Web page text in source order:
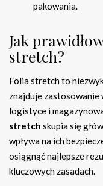
pakowania.
Jak
stretch?
Folia stretch to
znajduje zastosowanie
logistyce i
stretch skupia się
wpływa na ich
osiągnąć najlepsze
kluczowych zasadach.